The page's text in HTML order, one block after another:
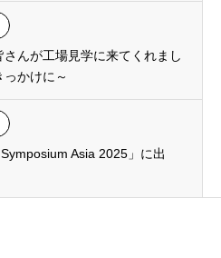
んが工場見学に来てくれまし
かけに～
Asia 2025」に出